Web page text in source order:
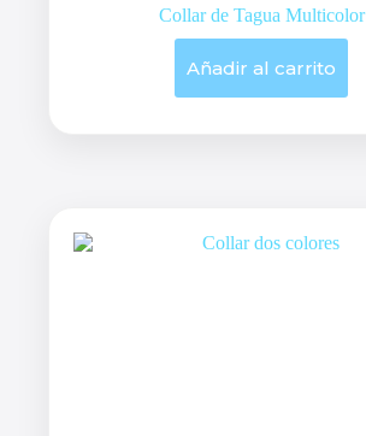
Collar de Tagua Multicolor
Añadir al carrito